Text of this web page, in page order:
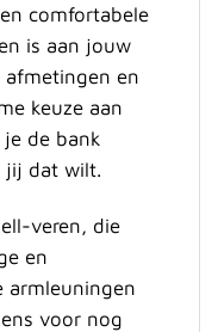
comfortabele
is aan jouw
afmetingen en
keuze aan
de bank
jij dat wilt.
veren, die
en
armleuningen
voor nog